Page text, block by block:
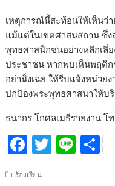
เหตุการณ์นี้สะท้อนให้เห็นว่
แม้แต่ในเขตศาสนสถาน ซึ่
พุทธศาสนิกชนอย่างหลีกเลี่
ประชาชน หากพบเห็นพฤติก
อย่านิ่งเฉย ให้รีบแจ้งหน่วย
ปกป้องพระพุทธศาสนาให้บ
ธนากร โกศลเมธีรายงาน โ
F
ac
T Li S
ร้องเรียน